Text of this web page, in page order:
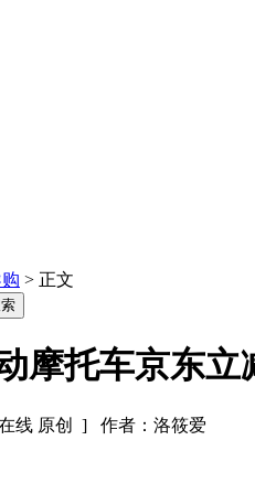
> 正文
摩托车京东立
线 原创 ] 作者：洛筱爱